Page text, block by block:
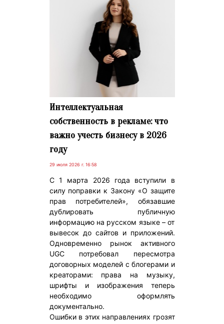
Интеллектуальная
собственность в рекламе: что
важно учесть бизнесу в 2026
году
29 июля 2026 г. 16:58
С 1 марта 2026 года вступили в
силу поправки к Закону «О защите
прав потребителей», обязавшие
дублировать публичную
информацию на русском языке – от
вывесок до сайтов и приложений.
Одновременно рынок активного
UGC потребовал пересмотра
договорных моделей с блогерами и
креаторами: права на музыку,
шрифты и изображения теперь
необходимо оформлять
документально.
Ошибки в этих направлениях грозят